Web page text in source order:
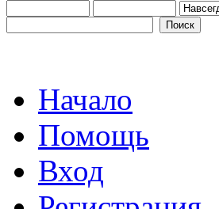
Начало
Помощь
Вход